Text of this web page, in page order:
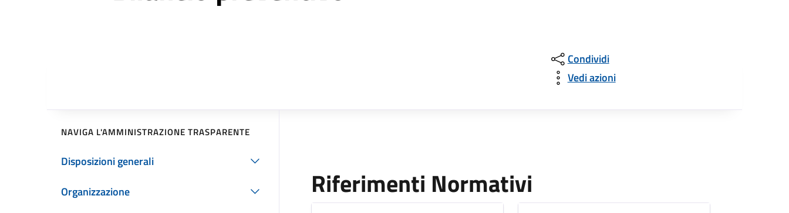
Condividi
Vedi azioni
NAVIGA L'AMMINISTRAZIONE TRASPARENTE
Disposizioni generali
Organizzazione
Riferimenti Normativi